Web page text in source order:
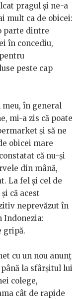
pragul şi ne-a
mult ca de obicei:
parte dintre
în concediu,
peste cap
în general
mi-a zis că poate
şi să ne
obicei mare
că nu-şi
din mână,
La fel şi cel de
că acest
neprevăzut în
Indonezia:
gripă.
cu un nou anunț
la sfârşitul lui
colege,
cât de rapide